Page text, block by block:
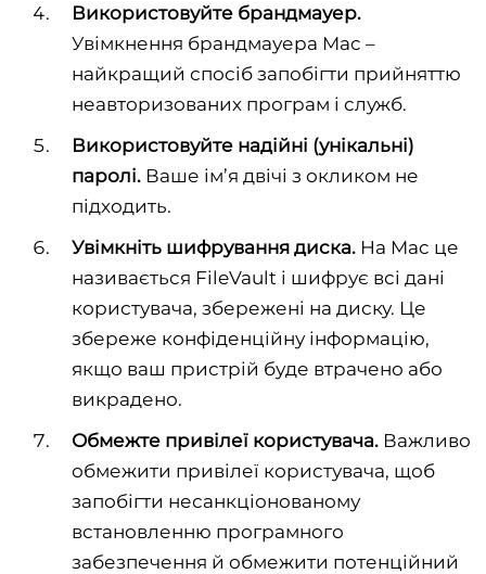
Використовуйте брандмауер.
Увімкнення брандмауера Mac –
найкращий спосіб запобігти прийняттю
неавторизованих програм і служб.
Використовуйте надійні (унікальні)
паролі. Ваше ім’я двічі з окликом не
підходить.
Увімкніть шифрування диска. На Mac це
називається FileVault і шифрує всі дані
користувача, збережені на диску. Це
збереже конфіденційну інформацію,
якщо ваш пристрій буде втрачено або
викрадено.
Обмежте привілеї користувача. Важливо
обмежити привілеї користувача, щоб
запобігти несанкціонованому
встановленню програмного
забезпечення й обмежити потенційний